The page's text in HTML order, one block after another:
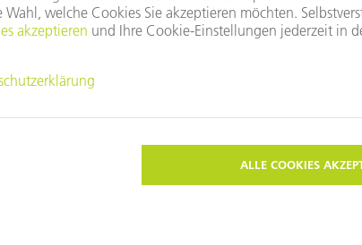
Größe. Diese Bandbreite erfordert eine
GEDIA einen Auftrag zur Fertigung eines Längsträgers
Planung war klar, dass wir mindestens zwei Laser
wurden vom Kunden mitgeliefert. Perfekte
auch das Gewicht und die Maße des
schwer zu handhaben.
im Maschinen- und Gebäudemanagement,
Autom8 legen sie auf den Tisch, was sie sich
Müller und führt aus: „Wir benötigen in einem